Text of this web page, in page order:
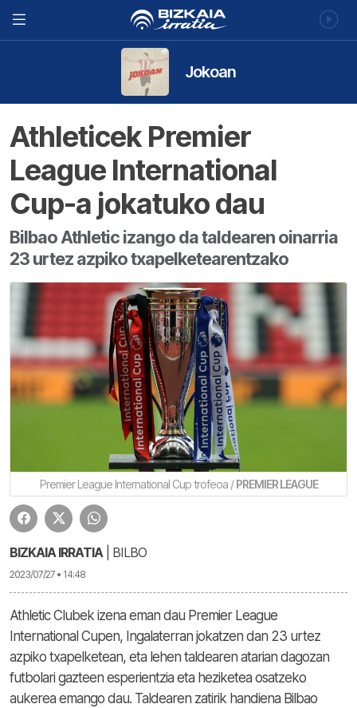
Jokoan
Athleticek Premier
League International
Cup-a jokatuko dau
Bilbao Athletic izango da taldearen oinarria
23 urtez azpiko txapelketearentzako
Premier League International Cup trofeoa /PREMIER LEAGUE
BIZKAIA IRRATIA| BILBO
2023/07/27 • 14:48
Athletic Clubek izena eman dau Premier League
International Cupen, Ingalaterran jokatzen dan 23 urtez
azpiko txapelketean, eta lehen taldearen atarian dagozan
futbolari gazteen esperientzia eta heziketea osatzeko
aukerea emango dau. Taldearen zatirik handiena Bilbao